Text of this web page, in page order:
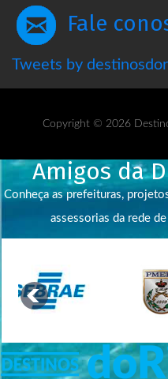
Fale
Tweets by
Copyright © 2026
Amigos da
Conheça as prefeituras,
assessorias da rede